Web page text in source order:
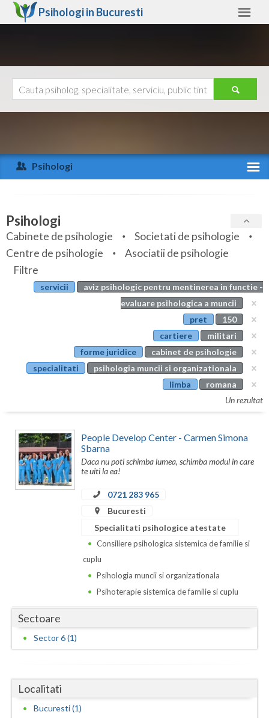
Psihologi in Bucuresti
Arad
Arges
Bihor
Bistrita-Nasaud
Botosani
Buzau
Cluj
Constanta
Covasna
Gorj
Harghita
Ialomita
Iasi
Ajutor
Psihologi
Specialitati
Servicii
Articole
Evenimente
Psihologi
Cabinete de psihologie
Societati de psihologie
Centre de psihologie
Asociatii de psihologie
Filtre
servicii
aviz psihologic pentru mentinerea in functie -
evaluare psihologica a muncii
pret
150
cartiere
militari
forme juridice
cabinet de psihologie
specialitati
psihologia muncii si organizationala
limba
romana
Un rezultat
People Develop Center - Carmen Simona
Sbarna
Daca nu poti schimba lumea, schimba modul in care
te uiti la ea!
0721 283 965
Bucuresti
Specialitati psihologice atestate
Consiliere psihologica sistemica de familie si
cuplu
Psihologia muncii si organizationala
Psihoterapie sistemica de familie si cuplu
Sectoare
Sector 6 (1)
Localitati
Bucuresti (1)